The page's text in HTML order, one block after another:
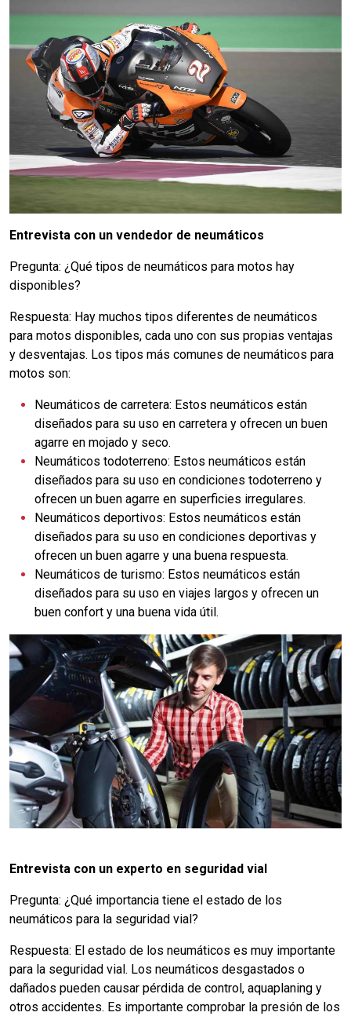
Entrevista con un vendedor de neumáticos
Pregunta: ¿Qué tipos de neumáticos para motos hay
disponibles?
Respuesta: Hay muchos tipos diferentes de neumáticos
para motos disponibles, cada uno con sus propias ventajas
y desventajas. Los tipos más comunes de neumáticos para
motos son:
Neumáticos de carretera: Estos neumáticos están
diseñados para su uso en carretera y ofrecen un buen
agarre en mojado y seco.
Neumáticos todoterreno: Estos neumáticos están
diseñados para su uso en condiciones todoterreno y
ofrecen un buen agarre en superficies irregulares.
Neumáticos deportivos: Estos neumáticos están
diseñados para su uso en condiciones deportivas y
ofrecen un buen agarre y una buena respuesta.
Neumáticos de turismo: Estos neumáticos están
diseñados para su uso en viajes largos y ofrecen un
buen confort y una buena vida útil.
Entrevista con un experto en seguridad vial
Pregunta: ¿Qué importancia tiene el estado de los
neumáticos para la seguridad vial?
Respuesta: El estado de los neumáticos es muy importante
para la seguridad vial. Los neumáticos desgastados o
dañados pueden causar pérdida de control, aquaplaning y
otros accidentes. Es importante comprobar la presión de los